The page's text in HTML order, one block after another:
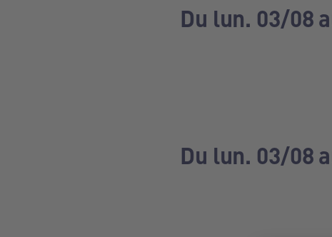
Du lun. 03/08
Du lun. 03/08